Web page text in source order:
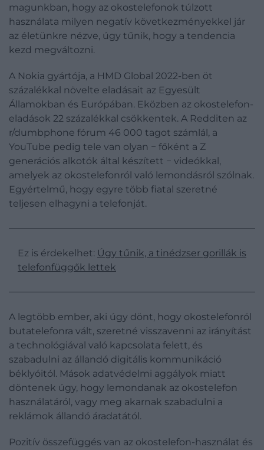
magunkban, hogy az okostelefonok túlzott
használata milyen negatív következményekkel jár
az életünkre nézve, úgy tűnik, hogy a tendencia
kezd megváltozni.
A Nokia gyártója, a HMD Global 2022-ben öt
százalékkal növelte eladásait az Egyesült
Államokban és Európában. Eközben az okostelefon-
eladások 22 százalékkal csökkentek. A Redditen az
r/dumbphone fórum 46 000 tagot számlál, a
YouTube pedig tele van olyan − főként a Z
generációs alkotók által készített − videókkal,
amelyek az okostelefonról való lemondásról szólnak.
Egyértelmű, hogy egyre több fiatal szeretné
teljesen elhagyni a telefonját.
Ez is érdekelhet: Úgy tűnik, a tinédzser gorillák is
telefonfüggők lettek
A legtöbb ember, aki úgy dönt, hogy okostelefonról
butatelefonra vált, szeretné visszavenni az irányítást
a technológiával való kapcsolata felett, és
szabadulni az állandó digitális kommunikáció
béklyóitól. Mások adatvédelmi aggályok miatt
döntenek úgy, hogy lemondanak az okostelefon
használatáról, vagy meg akarnak szabadulni a
reklámok állandó áradatától.
Pozitív összefüggés van az okostelefon-használat és